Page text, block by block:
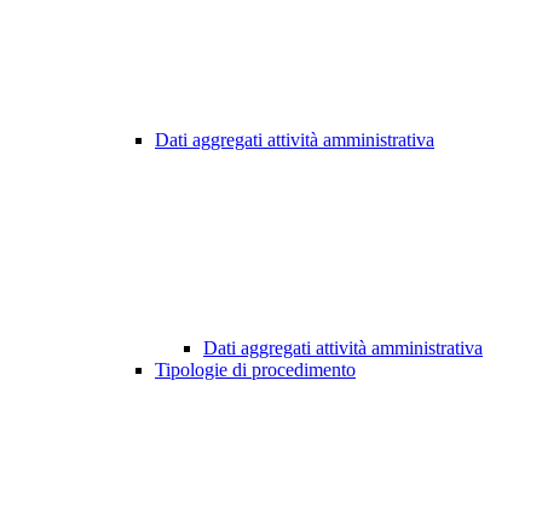
Dati aggregati attività amministrativa
Dati aggregati attività amministrativa
Tipologie di procedimento